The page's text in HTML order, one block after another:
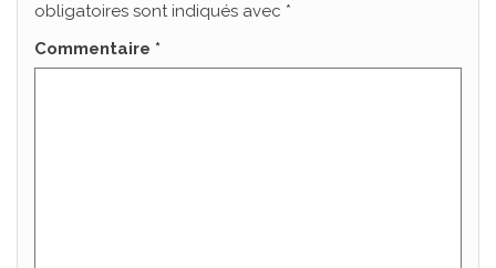
obligatoires sont indiqués avec *
Commentaire *